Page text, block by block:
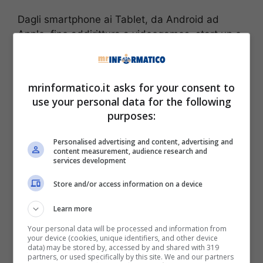
Dagli smartphone ai Tablet, da Android ad
Apple, fino addirittura a videogames, start up e
non lascia mai niente al caso e vuole rendere il
Anche su smartphone.
L’app: leggera e
funzionale
Proprio per questo, il sito web, ha progettato
un’applicazione dedicata. Scaricabile su
qualunque dispositivo Android, Apple e anche
Windows (una bella notizia anche per i molti
possessori di Lumia che soffrono per la
mancanza di servizi scaricabili). L’app di Koala
mrinformatico.it asks for your consent to
use your personal data for the following
purposes:
Personalised advertising and content, advertising and
content measurement, audience research and
services development
Store and/or access information on a device
Learn more
Your personal data will be processed and information from
your device (cookies, unique identifiers, and other device
data) may be stored by, accessed by and shared with 319
partners, or used specifically by this site. We and our partners